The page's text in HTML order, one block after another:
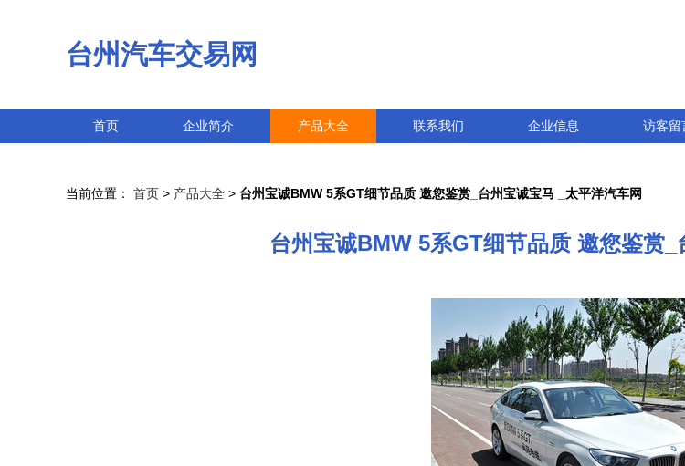
台州汽车交易网
首页 企业简介 产品大全 联系我们 企业信息 访客留
当前位置： 首页 > 产品大全 > 台州宝诚BMW 5系GT细节品质 邀您鉴赏_台州宝诚宝马 _太平洋汽车网
台州宝诚BMW 5系GT细节品质 邀您鉴赏